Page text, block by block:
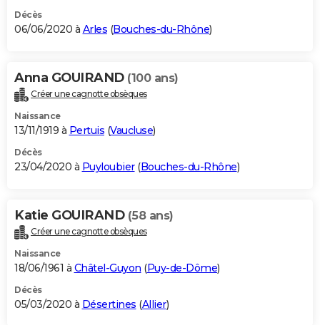
Décès
06/06/2020 à Arles (Bouches-du-Rhône)
Anna GOUIRAND (100 ans)
Créer une cagnotte obsèques
Naissance
13/11/1919 à Pertuis (Vaucluse)
Décès
23/04/2020 à Puyloubier(Bouches-du-Rhône)
Katie GOUIRAND (58 ans)
Créer une cagnotte obsèques
Naissance
18/06/1961 à Châtel-Guyon (Puy-de-Dôme)
Décès
05/03/2020 à Désertines (Allier)